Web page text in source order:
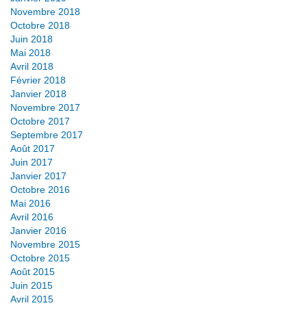
Novembre 2018
Octobre 2018
Juin 2018
Mai 2018
Avril 2018
Février 2018
Janvier 2018
Novembre 2017
Octobre 2017
Septembre 2017
Août 2017
Juin 2017
Janvier 2017
Octobre 2016
Mai 2016
Avril 2016
Janvier 2016
Novembre 2015
Octobre 2015
Août 2015
Juin 2015
Avril 2015